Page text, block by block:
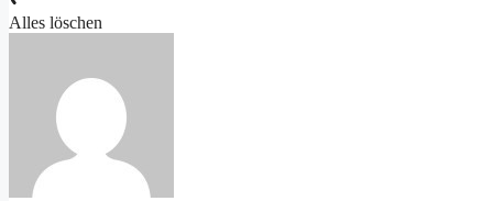
Alles löschen